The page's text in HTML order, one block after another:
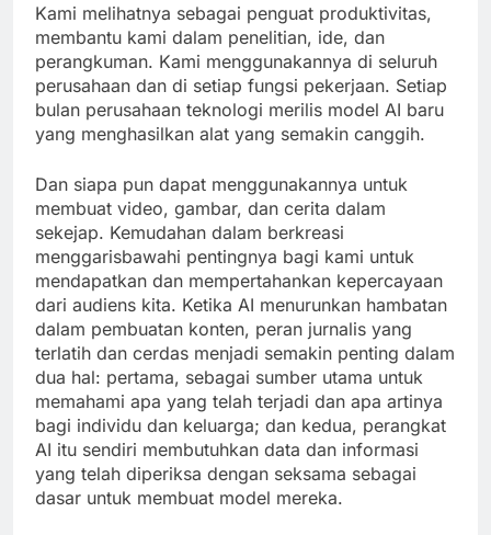
Kami melihatnya sebagai penguat produktivitas,
membantu kami dalam penelitian, ide, dan
perangkuman. Kami menggunakannya di seluruh
perusahaan dan di setiap fungsi pekerjaan. Setiap
bulan perusahaan teknologi merilis model AI baru
yang menghasilkan alat yang semakin canggih.
Dan siapa pun dapat menggunakannya untuk
membuat video, gambar, dan cerita dalam
sekejap. Kemudahan dalam berkreasi
menggarisbawahi pentingnya bagi kami untuk
mendapatkan dan mempertahankan kepercayaan
dari audiens kita. Ketika AI menurunkan hambatan
dalam pembuatan konten, peran jurnalis yang
terlatih dan cerdas menjadi semakin penting dalam
dua hal: pertama, sebagai sumber utama untuk
memahami apa yang telah terjadi dan apa artinya
bagi individu dan keluarga; dan kedua, perangkat
AI itu sendiri membutuhkan data dan informasi
yang telah diperiksa dengan seksama sebagai
dasar untuk membuat model mereka.